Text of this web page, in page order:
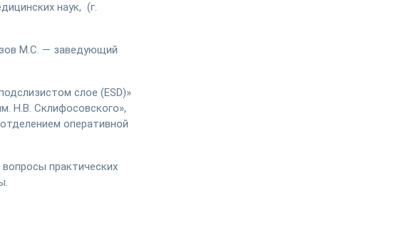
наук, (г.
М.С. — заведующий
слое (ESD)»
Н.В. Склифосовского»,
оперативной
практических